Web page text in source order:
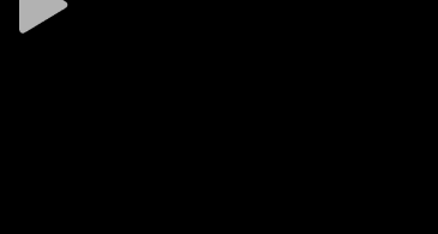
Play